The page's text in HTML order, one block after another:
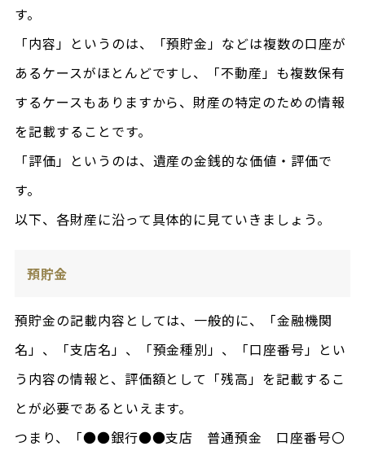
す。
「内容」というのは、「預貯金」などは複数の口座が
あるケースがほとんどですし、「不動産」も複数保有
するケースもありますから、財産の特定のための情報
を記載することです。
「評価」というのは、遺産の金銭的な価値・評価で
す。
以下、各財産に沿って具体的に見ていきましょう。
預貯金
預貯金の記載内容としては、一般的に、「金融機関
名」、「支店名」、「預金種別」、「口座番号」とい
う内容の情報と、評価額として「残高」を記載するこ
とが必要であるといえます。
つまり、「●●銀行●●支店 普通預金 口座番号〇